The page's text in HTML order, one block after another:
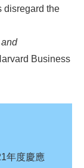
disregard the
Business
年度慶應